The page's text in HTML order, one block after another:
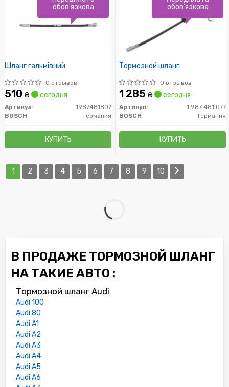
Шланг гальмівний
0 отзывов
510 ₴ сегодня
Артикул:
1987481807
BOSCH
Германия
КУПИТЬ
обов'язкова
Тормозной шланг
0 отзывов
1 285 ₴ сегодня
Артикул:
1 987 481 077
BOSCH
Германия
КУПИТЬ
обов'язкова
1 2 3 4 5 6 7 8 9 10
В ПРОДАЖЕ ТОРМОЗНОЙ ШЛАНГ
НА ТАКИЕ АВТО :
Тормозной шланг Audi
Audi 100
Audi 80
Audi A1
Audi A2
Audi A3
Audi A4
Audi A5
Audi A6